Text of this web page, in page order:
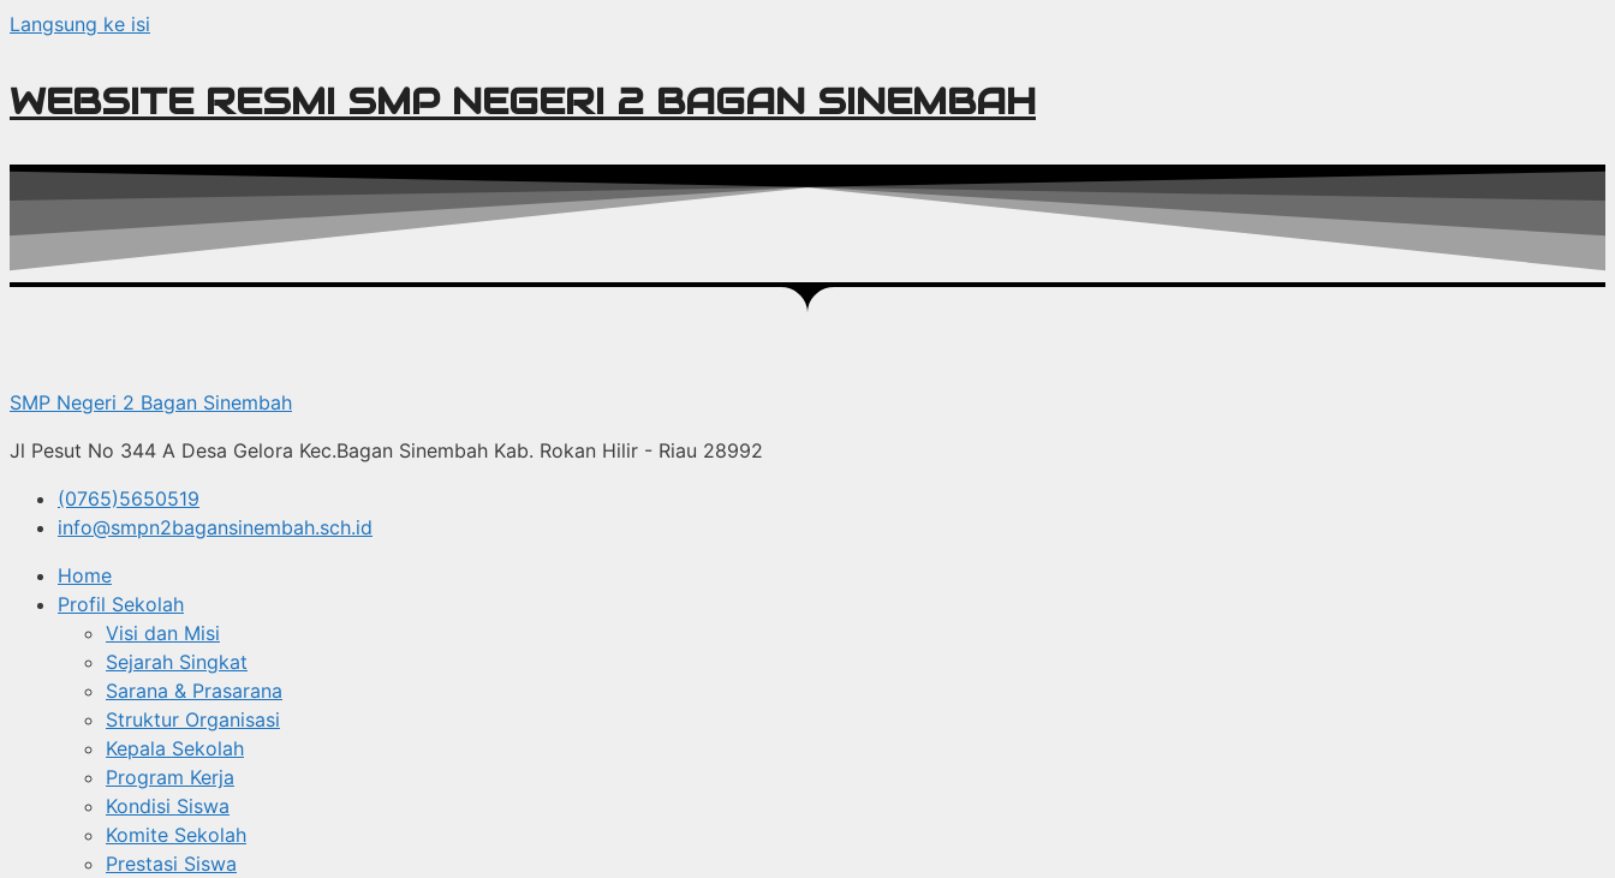
Langsung ke isi
WEBSITE RESMI SMP NEGERI 2 BAGAN SINEMBAH
SMP Negeri 2 Bagan Sinembah
Jl Pesut No 344 A Desa Gelora Kec.Bagan Sinembah Kab. Rokan Hilir - Riau 28992
(0765)5650519
info@smpn2bagansinembah.sch.id
Home
Profil Sekolah
Visi dan Misi
Sejarah Singkat
Sarana & Prasarana
Struktur Organisasi
Kepala Sekolah
Program Kerja
Kondisi Siswa
Komite Sekolah
Prestasi Siswa